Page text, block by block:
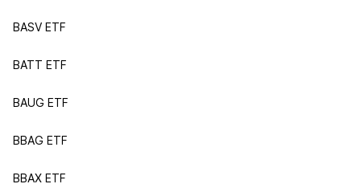
BASV ETF
BATT ETF
BAUG ETF
BBAG ETF
BBAX ETF